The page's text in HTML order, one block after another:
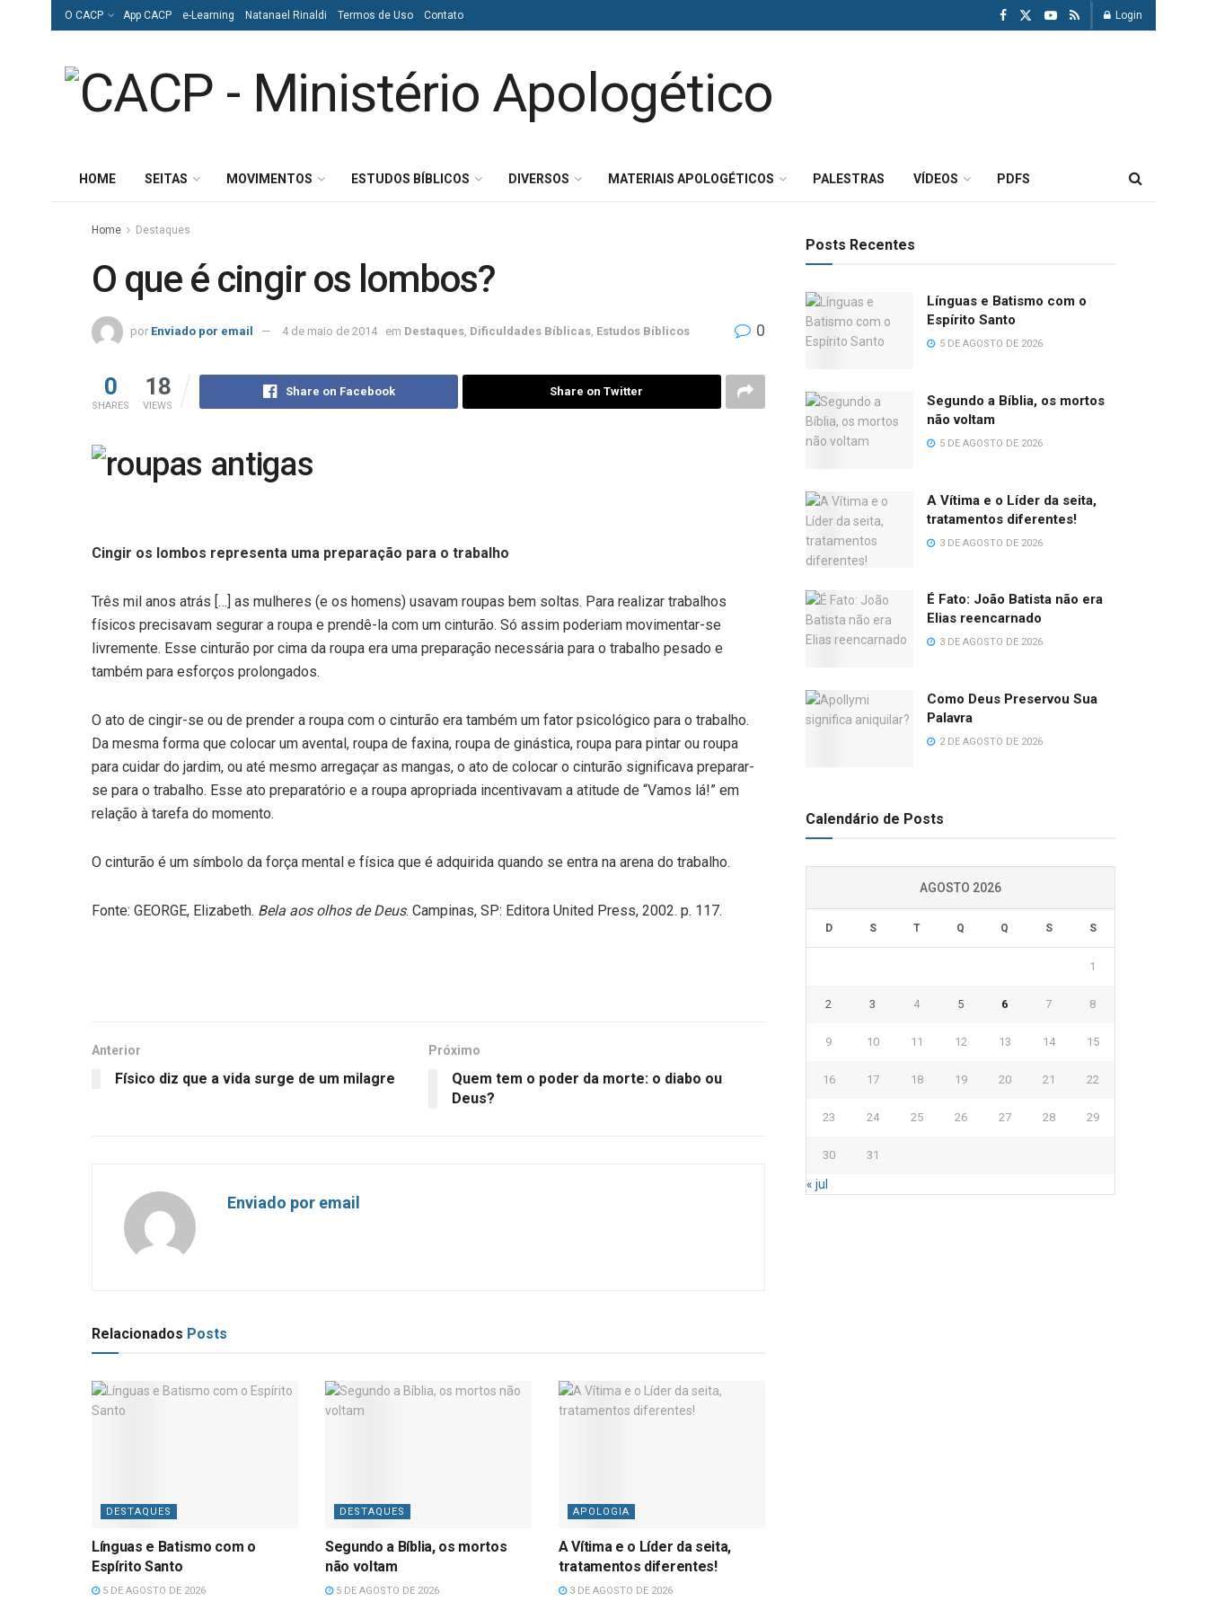
O CACP App CACP e-Learning Natanael Rinaldi Termos de Uso Contato Login
HOME SEITAS MOVIMENTOS ESTUDOS BÍBLICOS DIVERSOS MATERIAIS APOLOGÉTICOS PALESTRAS VÍDEOS PDFS
Home Destaques
O que é cingir os lombos?
por Enviado por email 4 de maio de 2014 em Destaques Dificuldades Bíblicas Estudos Bíblicos 0
0
SHARES
18
VIEWS
Share on Facebook Share on Twitter
Cingir os lombos representa uma preparação para o trabalho
Três mil anos atrás […] as mulheres (e os homens) usavam roupas bem soltas. Para realizar trabalhos
físicos precisavam segurar a roupa e prendê-la com um cinturão. Só assim poderiam movimentar-se
livremente. Esse cinturão por cima da roupa era uma preparação necessária para o trabalho pesado e
também para esforços prolongados.
O ato de cingir-se ou de prender a roupa com o cinturão era também um fator psicológico para o trabalho.
Da mesma forma que colocar um avental, roupa de faxina, roupa de ginástica, roupa para pintar ou roupa
para cuidar do jardim, ou até mesmo arregaçar as mangas, o ato de colocar o cinturão significava preparar-
se para o trabalho. Esse ato preparatório e a roupa apropriada incentivavam a atitude de “Vamos lá!” em
relação à tarefa do momento.
O cinturão é um símbolo da força mental e física que é adquirida quando se entra na arena do trabalho.
Fonte: GEORGE, Elizabeth. Bela aos olhos de Deus. Campinas, SP: Editora United Press, 2002. p. 117.
Anterior
Físico diz que a vida surge de um milagre
Próximo
Quem tem o poder da morte: o diabo ou
Deus?
Enviado por email
Relacionados Posts
DESTAQUES
Línguas e Batismo com o
Espírito Santo
5 DE AGOSTO DE 2026
DESTAQUES
Segundo a Bíblia, os mortos
não voltam
5 DE AGOSTO DE 2026
APOLOGIA
A Vítima e o Líder da seita,
tratamentos diferentes!
3 DE AGOSTO DE 2026
Posts Recentes
Línguas e Batismo com o
Espírito Santo
5 DE AGOSTO DE 2026
Segundo a Bíblia, os mortos
não voltam
5 DE AGOSTO DE 2026
A Vítima e o Líder da seita,
tratamentos diferentes!
3 DE AGOSTO DE 2026
É Fato: João Batista não era
Elias reencarnado
3 DE AGOSTO DE 2026
Como Deus Preservou Sua
Palavra
2 DE AGOSTO DE 2026
Calendário de Posts
AGOSTO 2026
D S T Q Q S S
1
2 3 4 5 6 7 8
9 10 11 12 13 14 15
16 17 18 19 20 21 22
23 24 25 26 27 28 29
30 31
« jul